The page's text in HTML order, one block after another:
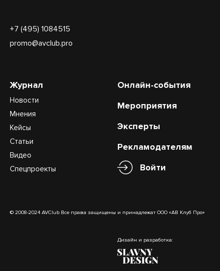
+7 (495) 1084515
promo@avclub.pro
Журнал
Новости
Мнения
Кейсы
Статьи
Видео
Спецпроекты
Онлайн-события
Мероприятия
Эксперты
Рекламодателям
Войти
© 2008-2024 AVClub Все права защищены и принадлежат ООО «АВ Клуб Про»
Дизайн и разработка: